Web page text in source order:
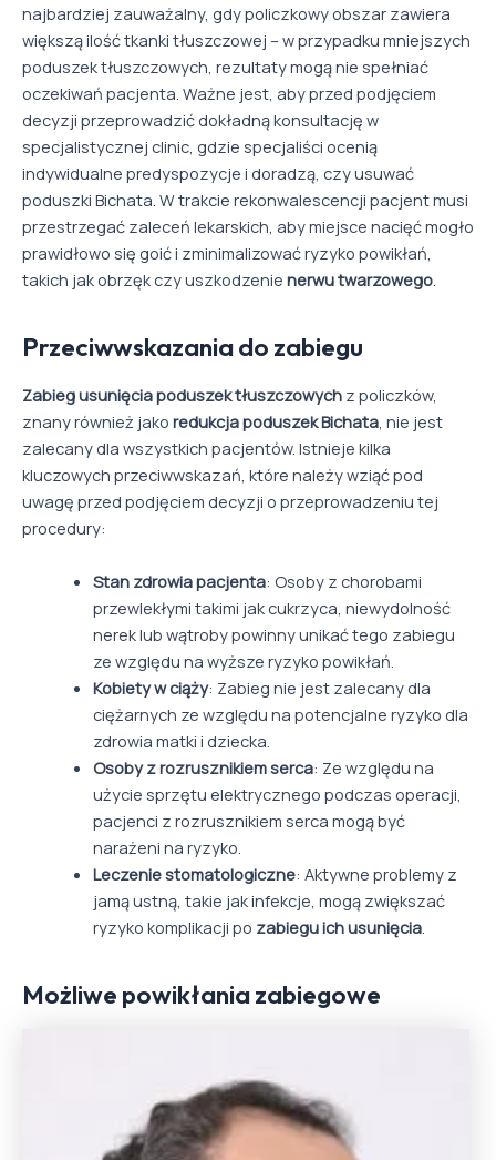
najbardziej zauważalny, gdy policzkowy obszar zawiera
większą ilość tkanki tłuszczowej – w przypadku mniejszych
poduszek tłuszczowych, rezultaty mogą nie spełniać
oczekiwań pacjenta. Ważne jest, aby przed podjęciem
decyzji przeprowadzić dokładną konsultację w
specjalistycznej clinic, gdzie specjaliści ocenią
indywidualne predyspozycje i doradzą, czy usuwać
poduszki Bichata. W trakcie rekonwalescencji pacjent musi
przestrzegać zaleceń lekarskich, aby miejsce nacięć mogło
prawidłowo się goić i zminimalizować ryzyko powikłań,
takich jak obrzęk czy uszkodzenie nerwu twarzowego.
Przeciwwskazania do zabiegu
Zabieg usunięcia poduszek tłuszczowych z policzków,
znany również jako redukcja poduszek Bichata, nie jest
zalecany dla wszystkich pacjentów. Istnieje kilka
kluczowych przeciwwskazań, które należy wziąć pod
uwagę przed podjęciem decyzji o przeprowadzeniu tej
procedury:
Stan zdrowia pacjenta: Osoby z chorobami
przewlekłymi takimi jak cukrzyca, niewydolność
nerek lub wątroby powinny unikać tego zabiegu
ze względu na wyższe ryzyko powikłań.
Kobiety w ciąży: Zabieg nie jest zalecany dla
ciężarnych ze względu na potencjalne ryzyko dla
zdrowia matki i dziecka.
Osoby z rozrusznikiem serca: Ze względu na
użycie sprzętu elektrycznego podczas operacji,
pacjenci z rozrusznikiem serca mogą być
narażeni na ryzyko.
Leczenie stomatologiczne: Aktywne problemy z
jamą ustną, takie jak infekcje, mogą zwiększać
ryzyko komplikacji po zabiegu ich usunięcia.
Możliwe powikłania zabiegowe